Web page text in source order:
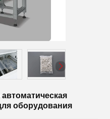
оборудования